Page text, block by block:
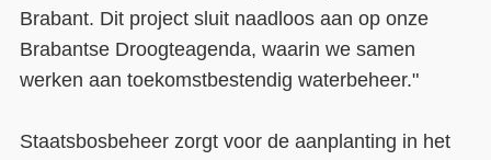
Brabant. Dit project sluit naadloos aan op onze
Brabantse Droogteagenda, waarin we samen
werken aan toekomstbestendig waterbeheer."
Staatsbosbeheer zorgt voor de aanplanting in het